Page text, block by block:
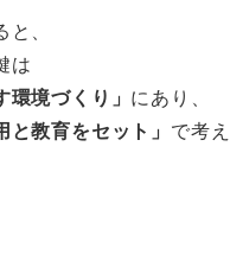
、
は
環境づくり」 にあり、
と教育をセット」 で考